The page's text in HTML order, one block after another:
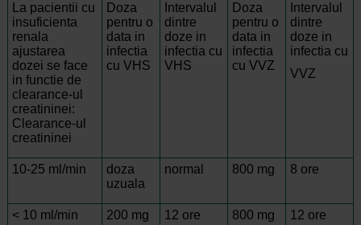
La pacientii cu
insuficienta
renala
ajustarea
dozei se face
in functie de
clearance-ul
creatininei:
Clearance-ul
creatininei
Doza
pentru o
data in
infectia
cu VHS
Intervalul
dintre
doze in
infectia cu
VHS
Doza
pentru o
data in
infectia
cu VVZ
Intervalul
dintre
doze in
infectia cu
VVZ
10-25 ml/min
doza
uzuala
normal 800 mg 8 ore
< 10 ml/min 200 mg 12 ore 800 mg 12 ore